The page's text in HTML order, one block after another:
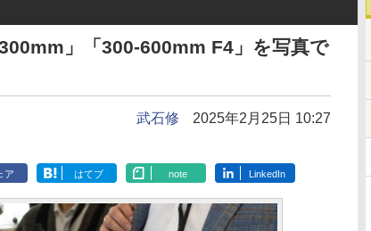
」「300-600mm F4」を写真で
武石修 2025年2月25日 10:27
ア はてブ note LinkedIn